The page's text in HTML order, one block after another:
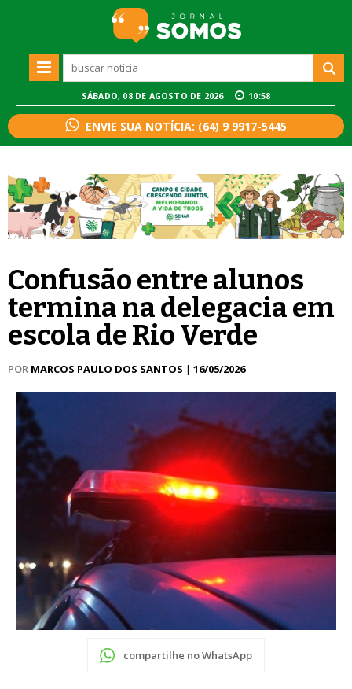
SÁBADO, 08 DE AGOSTO DE 2026 10:58
ENVIE SUA NOTÍCIA: (64) 9 9917-5445
Confusão entre alunos
termina na delegacia em
escola de Rio Verde
POR MARCOS PAULO DOS SANTOS | 16/05/2026
compartilhe no WhatsApp